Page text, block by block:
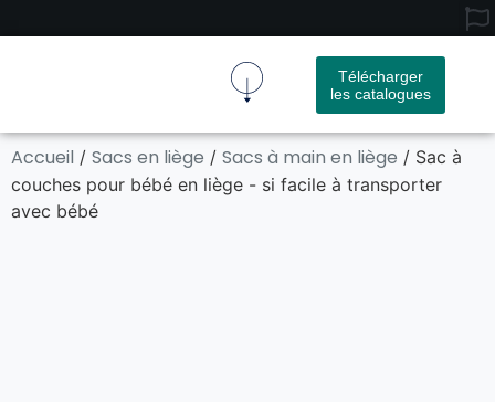
Télécharger
les catalogues
Accueil / Sacs en liège / Sacs à main en liège / Sac à
couches pour bébé en liège - si facile à transporter
avec bébé